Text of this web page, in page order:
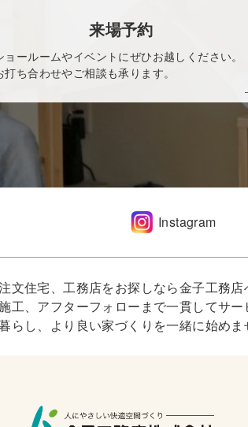
来場予約
ョールームやイベントにぜひお越しください。
打ち合わせやご相談も承ります。
Instagram
文住宅、工務店をお探しなら金子工務店
工、アフターフォローまで一貫してサー
らし、より良い家づくりを一緒に始めま